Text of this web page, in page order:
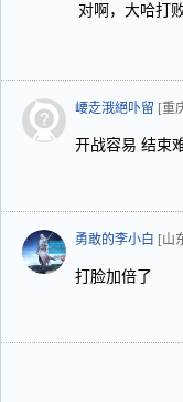
对啊，大哈打
崾赱涐絕卟留 [重
开战容易 结束
勇敢的李小白 [山
打脸加倍了